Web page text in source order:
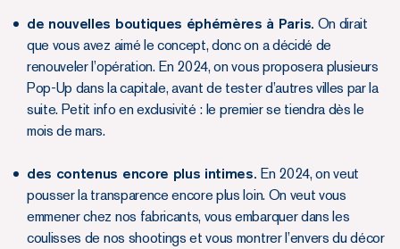
de nouvelles boutiques éphémères à Paris. On dirait
que vous avez aimé le concept, donc on a décidé de
renouveler l’opération. En 2024, on vous proposera plusieurs
Pop-Up dans la capitale, avant de tester d’autres villes par la
suite. Petit info en exclusivité : le premier se tiendra dès le
mois de mars.
des contenus encore plus intimes. En 2024, on veut
pousser la transparence encore plus loin. On veut vous
emmener chez nos fabricants, vous embarquer dans les
coulisses de nos shootings et vous montrer l’envers du décor